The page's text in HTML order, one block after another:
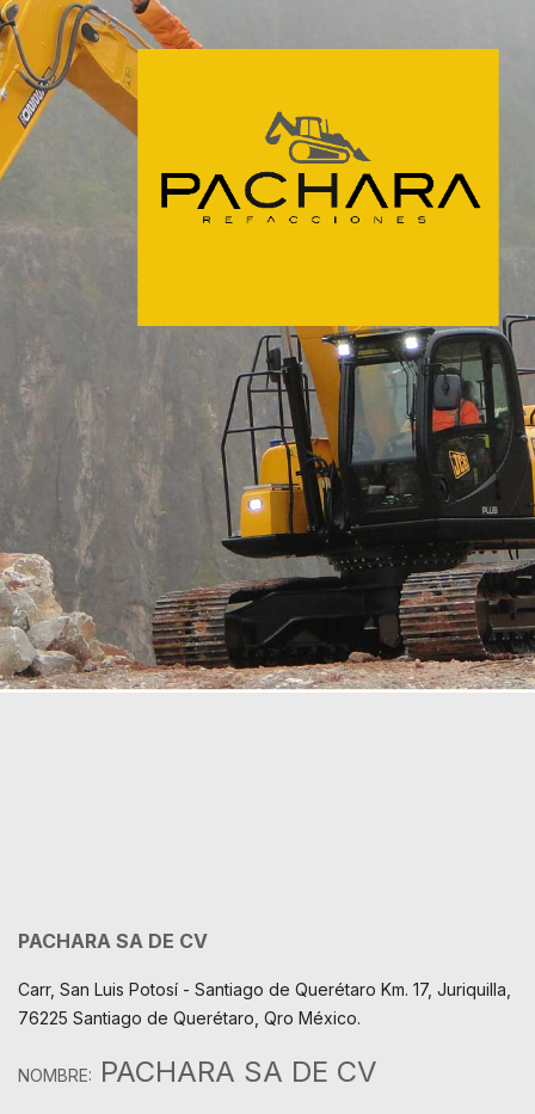
PACHARA SA DE CV
Carr, San Luis Potosí - Santiago de Querétaro Km. 17, Juriquilla,
76225 Santiago de Querétaro, Qro México.
NOMBRE: PACHARA SA DE CV